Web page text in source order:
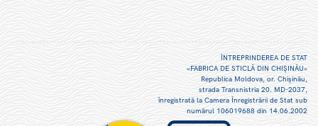
ÎNTREPRINDEREA DE STAT
«FABRICA DE STICLĂ DIN CHIŞINĂU»
Republica Moldova, or. Chişinău,
strada Transnistria 20. MD-2037,
înregistrată la Camera Înregistrării de Stat sub
numărul 106019688 din 14.06.2002